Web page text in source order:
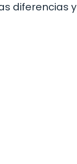
diferencias y